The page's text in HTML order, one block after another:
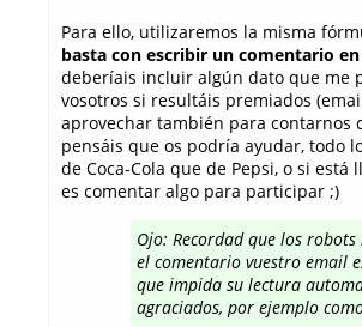
Para ello, utilizaremos la misma
basta con escribir un comentario
deberíais incluir algún dato que me
vosotros si resultáis premiados
aprovechar también para contarnos
pensáis que os podría ayudar, todo
de Coca-Cola que de Pepsi, o si
es comentar algo para participar ;)
Ojo: Recordad que los robots
el comentario vuestro email
que impida su lectura
agraciados, por ejemplo como